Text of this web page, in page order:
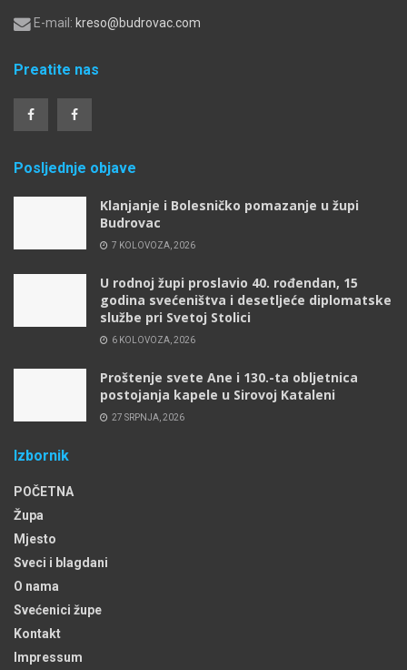
E-mail: kreso@budrovac.com
Preatite nas
Posljednje objave
Klanjanje i Bolesničko pomazanje u župi
Budrovac
7 KOLOVOZA, 2026
U rodnoj župi proslavio 40. rođendan, 15
godina svećeništva i desetljeće diplomatske
službe pri Svetoj Stolici
6 KOLOVOZA, 2026
Proštenje svete Ane i 130.-ta obljetnica
postojanja kapele u Sirovoj Kataleni
27 SRPNJA, 2026
Izbornik
POČETNA
Župa
Mjesto
Sveci i blagdani
O nama
Svećenici župe
Kontakt
Impressum